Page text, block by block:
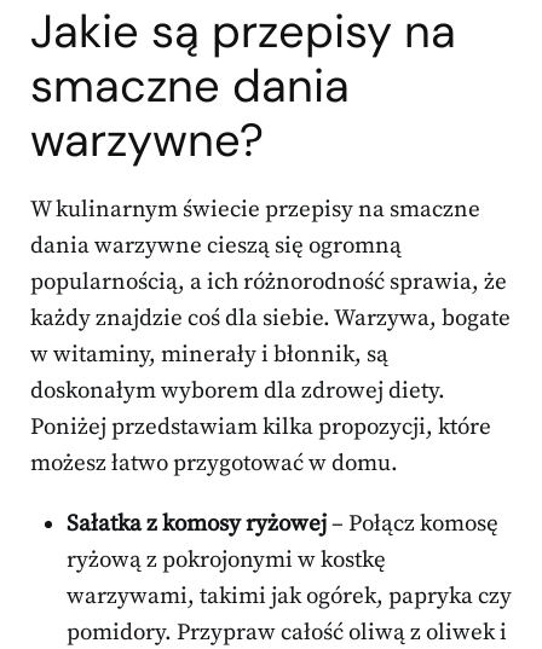
Jakie są przepisy na
smaczne dania
warzywne?
W kulinarnym świecie przepisy na smaczne
dania warzywne cieszą się ogromną
popularnością, a ich różnorodność sprawia, że
każdy znajdzie coś dla siebie. Warzywa, bogate
w witaminy, minerały i błonnik, są
doskonałym wyborem dla zdrowej diety.
Poniżej przedstawiam kilka propozycji, które
możesz łatwo przygotować w domu.
Sałatka z komosy ryżowej– Połącz komosę
ryżową z pokrojonymi w kostkę
warzywami, takimi jak ogórek, papryka czy
pomidory. Przypraw całość oliwą z oliwek i